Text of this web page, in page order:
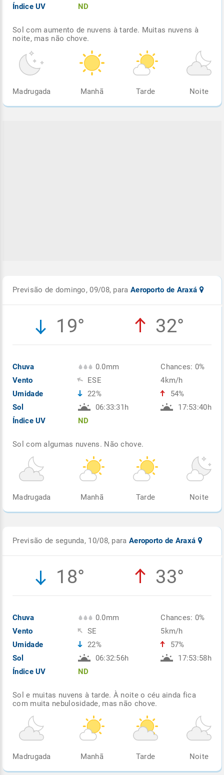
Índice UV ND
Sol com aumento de nuvens à tarde. Muitas nuvens à
noite, mas não chove.
Madrugada Manhã Tarde Noite
Previsão de domingo, 09/08, para Aeroporto de Araxá
19° 32°
Chuva
Vento
Umidade
Sol
Índice UV
0.0mm
ESE
22%
06:33:31h
ND
Chances: 0%
4km/h
54%
17:53:40h
Sol com algumas nuvens. Não chove.
Madrugada Manhã Tarde Noite
Previsão de segunda, 10/08, para Aeroporto de Araxá
18° 33°
Chuva
Vento
Umidade
Sol
Índice UV
0.0mm
SE
22%
06:32:56h
ND
Chances: 0%
5km/h
57%
17:53:58h
Sol e muitas nuvens à tarde. À noite o céu ainda fica
com muita nebulosidade, mas não chove.
Madrugada Manhã Tarde Noite